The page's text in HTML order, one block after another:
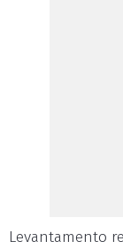
Levantamento